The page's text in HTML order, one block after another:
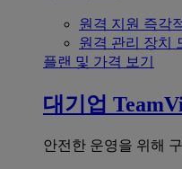
원격 지원 즉각
원격 관리 장치
플랜 및 가격 보기
대기업
안전한 운영을 위해